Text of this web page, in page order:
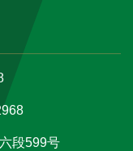
段599号